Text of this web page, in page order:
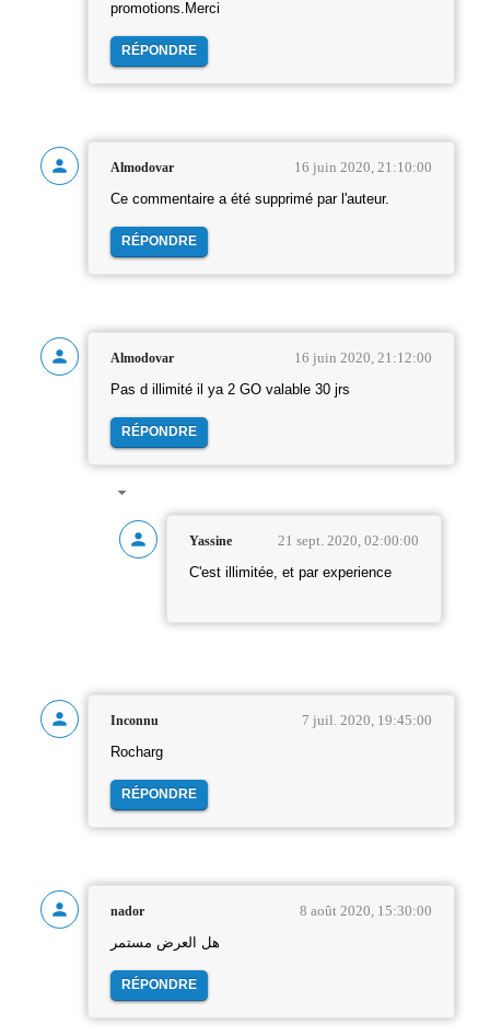
promotions.Merci
RÉPONDRE
Almodovar 16 juin 2020, 21:10:00
Ce commentaire a été supprimé par l'auteur.
RÉPONDRE
Almodovar 16 juin 2020, 21:12:00
Pas d illimité il ya 2 GO valable 30 jrs
RÉPONDRE
Yassine 21 sept. 2020, 02:00:00
C'est illimitée, et par experience
Inconnu 7 juil. 2020, 19:45:00
Rocharg
RÉPONDRE
nador 8 août 2020, 15:30:00
هل العرض مستمر
RÉPONDRE